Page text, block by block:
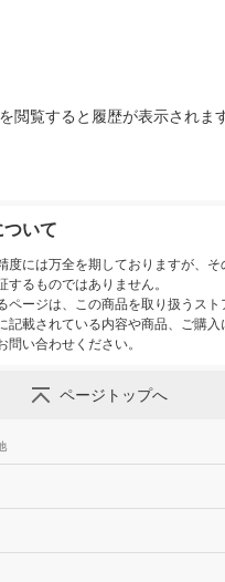
閲覧すると履歴が表示されま
いて
度には万全を期しておりますが、そ
するものではありません。
ページは、この商品を取り扱うスト
記載されている内容や商品、ご購入
い合わせください。
ページトップへ